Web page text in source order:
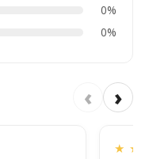
0%
0%
‹ ›
★ ★